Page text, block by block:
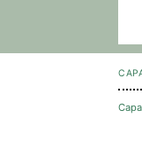
Capa